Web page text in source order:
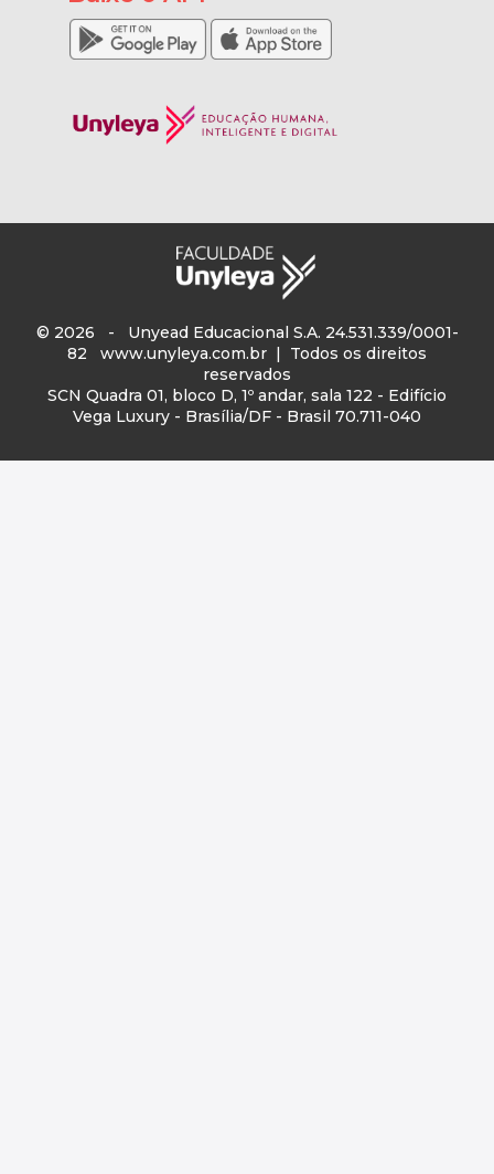
© 2026 - Unyead Educacional S.A. 24.531.339/0001-
82 www.unyleya.com.br | Todos os direitos
reservados
SCN Quadra 01, bloco D, 1º andar, sala 122 - Edifício
Vega Luxury - Brasília/DF - Brasil 70.711-040